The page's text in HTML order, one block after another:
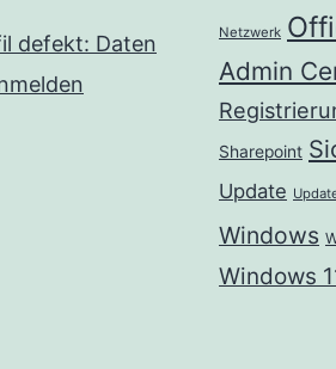
defekt: Daten
Netzwerk
Admin
Sharepoint
Update
Windows
Windows